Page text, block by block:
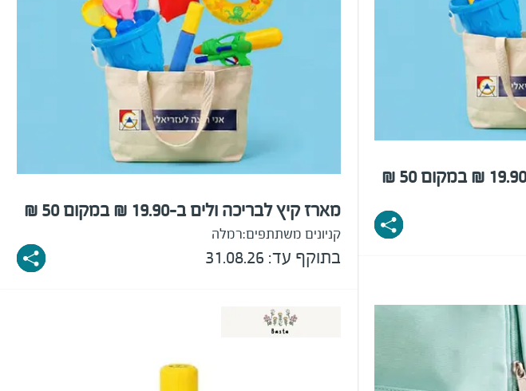
מארז קיץ לבריכה ולים ב-19.90 ₪ במקום 50 ₪
קניונים משתתפים:רמלה
בתוקף עד: 31.08.26